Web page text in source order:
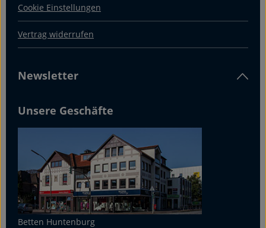
Cookie Einstellungen
Vertrag widerrufen
Newsletter
Unsere Geschäfte
Betten Huntenburg